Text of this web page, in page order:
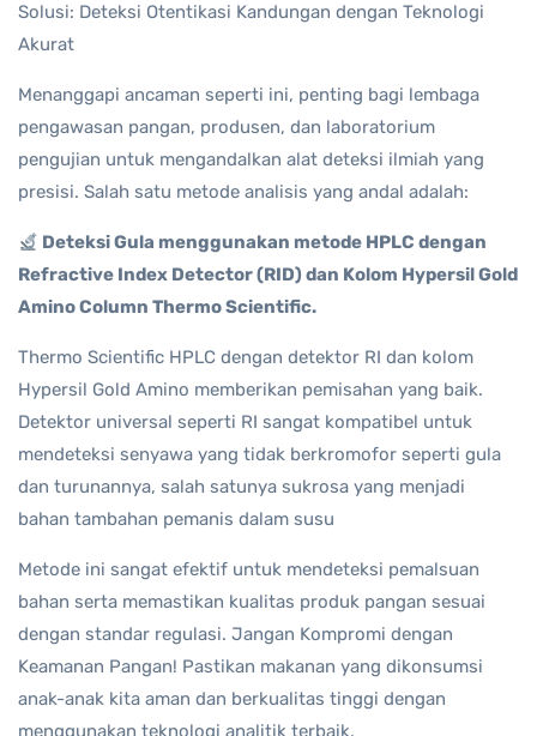
Solusi: Deteksi Otentikasi Kandungan dengan Teknologi
Akurat
Menanggapi ancaman seperti ini, penting bagi lembaga
pengawasan pangan, produsen, dan laboratorium
pengujian untuk mengandalkan alat deteksi ilmiah yang
presisi. Salah satu metode analisis yang andal adalah:
Deteksi Gula menggunakan metode HPLC dengan
Refractive Index Detector (RID) dan Kolom Hypersil Gold
Amino Column Thermo Scientific.
Thermo Scientific HPLC dengan detektor RI dan kolom
Hypersil Gold Amino memberikan pemisahan yang baik.
Detektor universal seperti RI sangat kompatibel untuk
mendeteksi senyawa yang tidak berkromofor seperti gula
dan turunannya, salah satunya sukrosa yang menjadi
bahan tambahan pemanis dalam susu
Metode ini sangat efektif untuk mendeteksi pemalsuan
bahan serta memastikan kualitas produk pangan sesuai
dengan standar regulasi. Jangan Kompromi dengan
Keamanan Pangan! Pastikan makanan yang dikonsumsi
anak-anak kita aman dan berkualitas tinggi dengan
menggunakan teknologi analitik terbaik.